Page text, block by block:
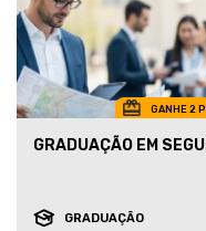
GANHE 2
GRADUAÇÃO EM
GRADUAÇÃO